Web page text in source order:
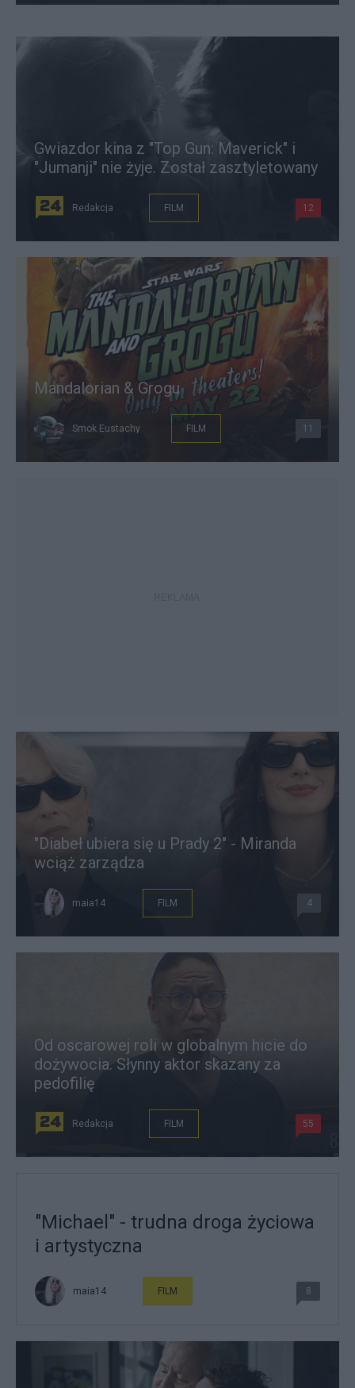
Gwiazdor kina z "Top Gun: Maverick" i
"Jumanji" nie żyje. Został zasztyletowany
Redakcja FILM 12
Mandalorian & Grogu
Smok Eustachy FILM 11
"Diabeł ubiera się u Prady 2" - Miranda
wciąż zarządza
maia14 FILM 4
Od oscarowej roli w globalnym hicie do
dożywocia. Słynny aktor skazany za
pedofilię
Redakcja FILM 55
"Michael" - trudna droga życiowa
i artystyczna
maia14 FILM 8